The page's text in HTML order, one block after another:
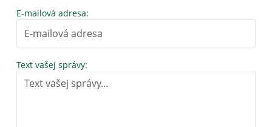
E-mailová adresa:
Text vašej správy: